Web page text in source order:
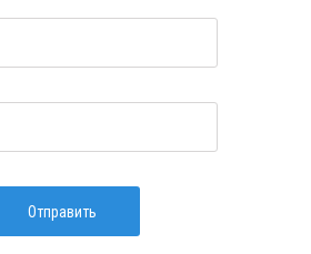
Отправить